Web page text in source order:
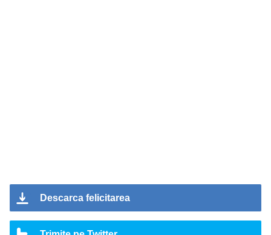
Descarca felicitarea